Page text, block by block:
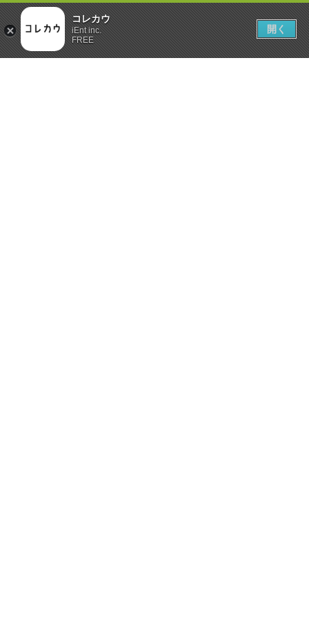
コレカウ
iEnt inc.
FREE
開く